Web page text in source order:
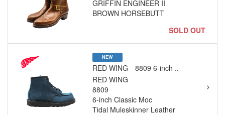
GRIFFIN ENGINEER II
BROWN HORSEBUTT
SOLD OUT
NEW
RED WING 8809 6-inch ..
RED WING
8809
6-inch Classic Moc
Tidal Muleskinner Leather